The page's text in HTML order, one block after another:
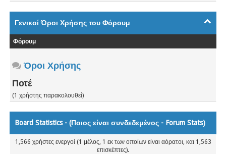
Γενικοί Όροι Χρήσης του Φόρουμ
Φόρουμ
Όροι Χρήσης
Ποτέ
(1 χρήστης παρακολουθεί)
Board Statistics - (Ποιος είναι συνδεδεμένος - Forum Stats)
1,566 χρήστες ενεργοί (1 μέλος, 1 εκ των οποίων είναι αόρατοι, και 1,563
επισκέπτες).